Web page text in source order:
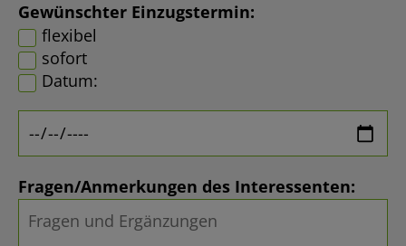
Gewünschter Einzugstermin:
flexibel
sofort
Datum:
Fragen/Anmerkungen des Interessenten: